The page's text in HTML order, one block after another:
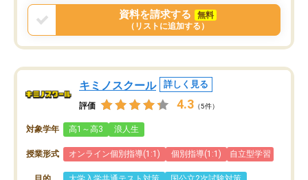
戻せ、授業内容や講師の方は良かった
と思います。
資料を請求する
無料
（リストに追加する）
キミノスクール 詳しく見る
評価 4.3 （5件）
対象学年 高1～高3 浪人生
授業形式 オンライン個別指導(1:1) 個別指導(1:1) 自立型学習